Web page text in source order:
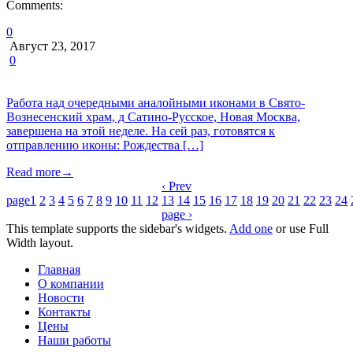
Comments:
0
Август 23, 2017
0
Работа над очередными аналойными иконами в Свято-
Вознесенский храм, д Сатино-Русское, Новая Москва,
завершена на этой неделе. На сей раз, готовятся к
отправлению иконы: Рождества […]
Read more→
‹ Prev
page1 2 3 4 5 6 7 8 9 10 11 12 13 14 15 16 17 18 19 20 21 22 23 24
page ›
This template supports the sidebar's widgets. Add one or use Full
Width layout.
Главная
О компании
Новости
Контакты
Цены
Наши работы